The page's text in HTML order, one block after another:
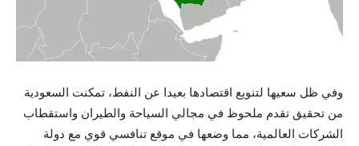
وفي ظل سعيها لتنويع اقتصادها بعيدا عن النفط، تمكنت السعودية
من تحقيق تقدم ملحوظ في مجالي السياحة والطيران واستقطاب
الشركات العالمية، مما وضعها في موقع تنافسي قوي مع دولة